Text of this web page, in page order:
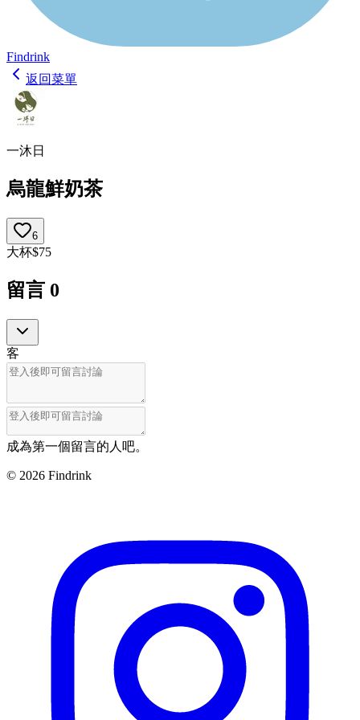
Findrink
返回菜單
一沐日
烏龍鮮奶茶
6
大杯$75
留言 0
客
成為第一個留言的人吧。
© 2026 Findrink